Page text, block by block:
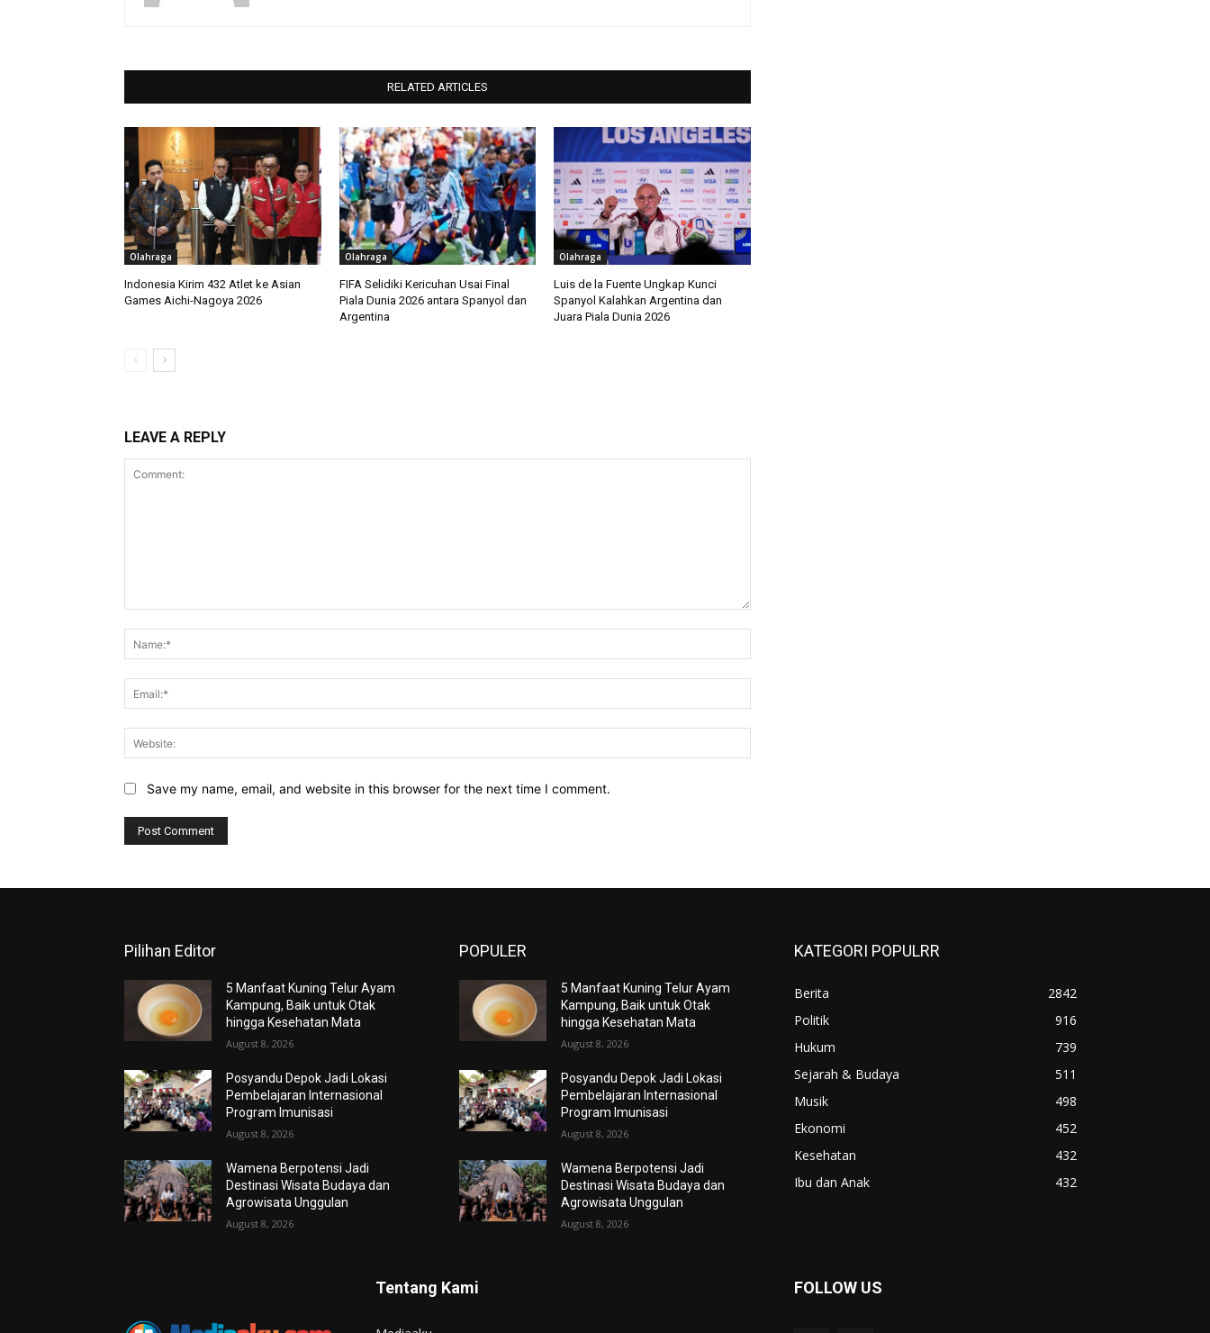
RELATED ARTICLES
Olahraga
Indonesia Kirim 432 Atlet ke Asian
Games Aichi-Nagoya 2026
Olahraga
FIFA Selidiki Kericuhan Usai Final
Piala Dunia 2026 antara Spanyol dan
Argentina
Olahraga
Luis de la Fuente Ungkap Kunci
Spanyol Kalahkan Argentina dan
Juara Piala Dunia 2026
LEAVE A REPLY
Save my name, email, and website in this browser for the next time I comment.
Pilihan Editor
5 Manfaat Kuning Telur Ayam
Kampung, Baik untuk Otak
hingga Kesehatan Mata
August 8, 2026
Posyandu Depok Jadi Lokasi
Pembelajaran Internasional
Program Imunisasi
August 8, 2026
Wamena Berpotensi Jadi
Destinasi Wisata Budaya dan
Agrowisata Unggulan
August 8, 2026
POPULER
5 Manfaat Kuning Telur Ayam
Kampung, Baik untuk Otak
hingga Kesehatan Mata
August 8, 2026
Posyandu Depok Jadi Lokasi
Pembelajaran Internasional
Program Imunisasi
August 8, 2026
Wamena Berpotensi Jadi
Destinasi Wisata Budaya dan
Agrowisata Unggulan
August 8, 2026
KATEGORI POPULRR
Berita
2842
Politik
916
Hukum
739
Sejarah & Budaya
511
Musik
498
Ekonomi
452
Kesehatan
432
Ibu dan Anak
432
Tentang Kami FOLLOW US